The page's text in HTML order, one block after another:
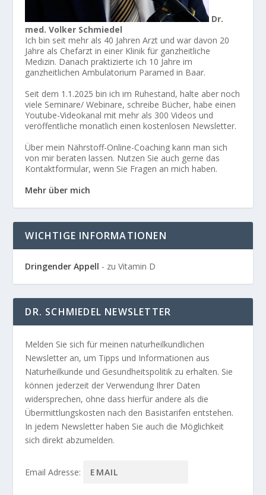
Dr.
med. Volker Schmiedel
Ich bin seit mehr als 40 Jahren Arzt und war davon 20
Jahre als Chefarzt in einer Klinik für ganzheitliche
Medizin. Danach praktizierte ich 10 Jahre im
ganzheitlichen Ambulatorium Paramed in Baar.
Seit dem 1.1.2025 bin ich im Ruhestand, halte aber noch
viele Seminare/ Webinare, schreibe Bücher, habe einen
Youtube-Videokanal mit mehr als 300 Videos und
veröffentliche monatlich einen kostenlosen Newsletter.
Über mein Nährstoff-Online-Coaching kann man sich
von mir beraten lassen. Nutzen Sie auch gerne das
Kontaktformular, wenn Sie Fragen an mich haben.
Mehr über mich
WICHTIGE INFORMATIONEN
Dringender Appell - zu Vitamin D
DR. SCHMIEDEL NEWSLETTER
Melden Sie sich für meinen naturheilkundlichen
Newsletter an, um Tipps und Informationen aus
Naturheilkunde und Gesundheitspolitik zu erhalten. Sie
können jederzeit der Verwendung Ihrer Daten
widersprechen, ohne dass hierfür andere als die
Übermittlungskosten nach den Basistarifen entstehen.
In jedem Newsletter haben Sie auch die Möglichkeit
sich direkt abzumelden.
Email Adresse: